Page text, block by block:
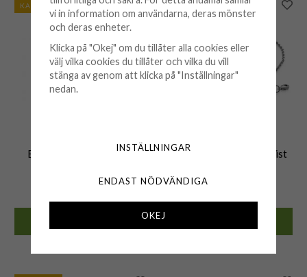
KAMPANJ
Bud To Rose - Armband
Eron - Halsband Stål Twist
vi in information om användarna, deras mönster
och deras enheter.
Klicka på "Okej" om du tillåter alla cookies eller
välj vilka cookies du tillåter och vilka du vill
stänga av genom att klicka på "Inställningar"
nedan.
INSTÄLLNINGAR
ENDAST NÖDVÄNDIGA
OKEJ